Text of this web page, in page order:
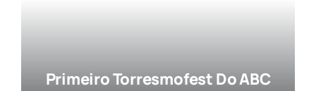
Primeiro Torresmofest Do ABC